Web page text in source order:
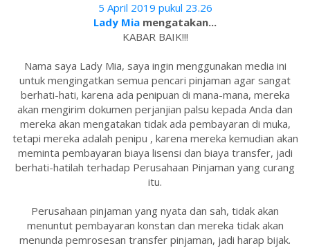
5 April 2019 pukul 23.26
Lady Mia mengatakan...
KABAR BAIK!!!
Nama saya Lady Mia, saya ingin menggunakan media ini
untuk mengingatkan semua pencari pinjaman agar sangat
berhati-hati, karena ada penipuan di mana-mana, mereka
akan mengirim dokumen perjanjian palsu kepada Anda dan
mereka akan mengatakan tidak ada pembayaran di muka,
tetapi mereka adalah penipu , karena mereka kemudian akan
meminta pembayaran biaya lisensi dan biaya transfer, jadi
berhati-hatilah terhadap Perusahaan Pinjaman yang curang
itu.
Perusahaan pinjaman yang nyata dan sah, tidak akan
menuntut pembayaran konstan dan mereka tidak akan
menunda pemrosesan transfer pinjaman, jadi harap bijak.